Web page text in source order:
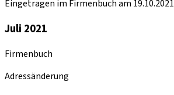
Eingetragen im Firmenbuch am 19.10.2021
Juli 2021
Firmenbuch
Adressänderung